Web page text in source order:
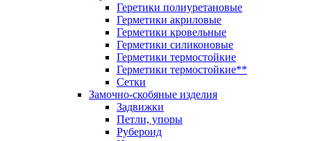
Геретики полиуретановые
Герметики акриловые
Герметики кровельные
Герметики силиконовые
Герметики термостойкие
Герметики термостойкие**
Сетки
Замочно-скобяные изделия
Задвижки
Петли, упоры
Рубероид